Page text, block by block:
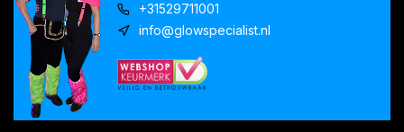
+31529711001
info@glowspecialist.nl